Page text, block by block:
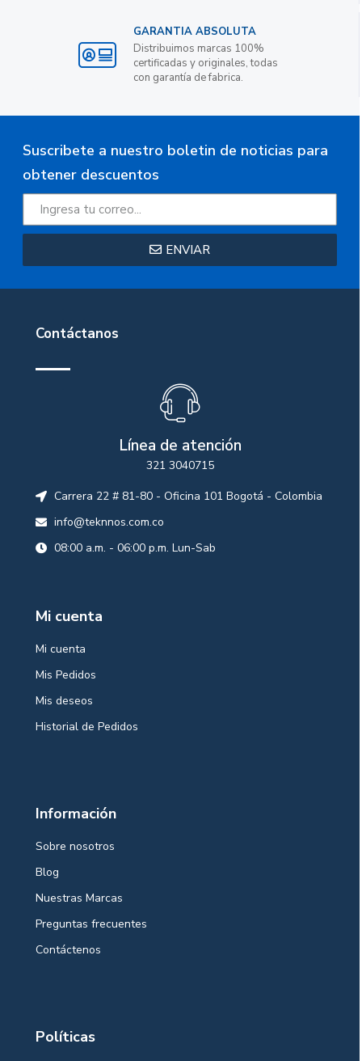
GARANTIA ABSOLUTA
Distribuimos marcas 100%
certificadas y originales, todas
con garantía de fabrica.
Suscribete a nuestro boletin de noticias para
obtener descuentos
ENVIAR
Contáctanos
Línea de atención
321 3040715
Carrera 22 # 81-80 - Oficina 101 Bogotá - Colombia
info@teknnos.com.co
08:00 a.m. - 06:00 p.m. Lun-Sab
Mi cuenta
Mi cuenta
Mis Pedidos
Mis deseos
Historial de Pedidos
Información
Sobre nosotros
Blog
Nuestras Marcas
Preguntas frecuentes
Contáctenos
Políticas